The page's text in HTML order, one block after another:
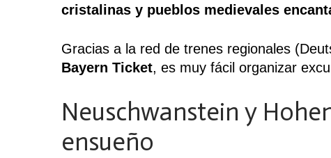
cristalinas y pueblos medievales
Gracias a la red de trenes regionales
Bayern Ticket, es muy fácil organizar
Neuschwanstein y
ensueño